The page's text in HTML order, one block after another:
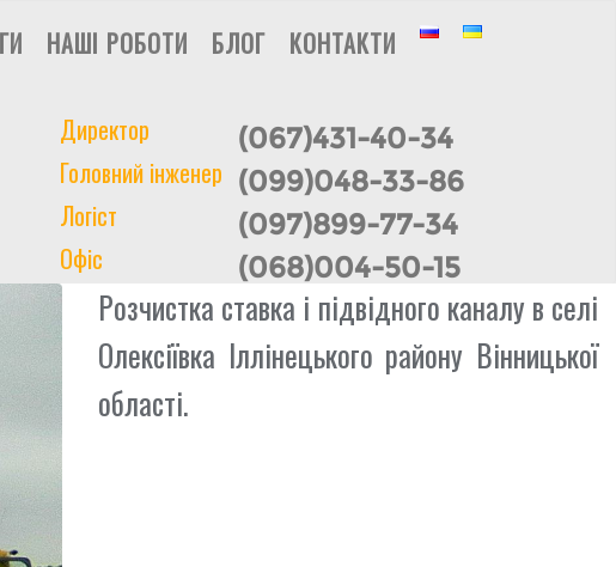
НАШІ РОБОТИ БЛОГ КОНТАКТИ
Директор (067)431-40-34
Головний інженер (099)048-33-86
Логіст (097)899-77-34
Офіс (068)004-50-15
Розчистка ставка і підвідного каналу в селі
Олексіївка Іллінецького району Вінницької
області.